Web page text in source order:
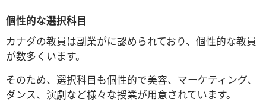
個性的な選択科目
カナダの教員は副業がに認められており、個性的な教員
が数多くいます。
そのため、選択科目も個性的で美容、マーケティング、
ダンス、演劇など様々な授業が用意されています。